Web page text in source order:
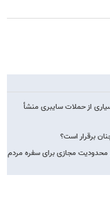
از حملات سایبری منشأ
برقرار است؟
محدودیت مجازی برای سفره مردم